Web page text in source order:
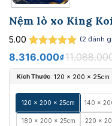
Nệm lò xo King
5.00
5.00trên 5
dựa trên
2
đánh giá
(2 đánh
Giá
gốc
là:
8.316.000₫
Giá
hiện
tại
8.316.000 ₫.
Kích Thước: 120 x 200 x 25cm
120 x 200 x 25cm 140 x
180 x 200 x 25cm 220 x